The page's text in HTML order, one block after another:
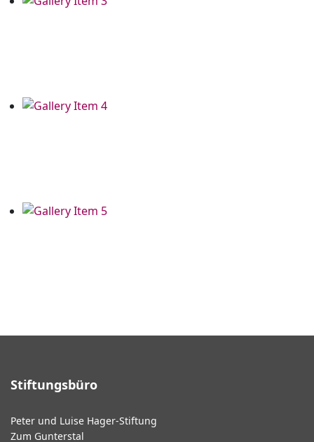
Stiftungsbüro
Peter und Luise Hager-Stiftung
Zum Gunterstal